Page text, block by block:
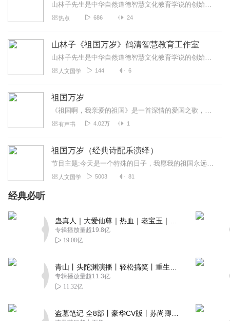
山林子先生是中华自然道德智慧文化教育学说的创始人和践行者。四十多年来，他始终遵循优秀传统的继承贵在适时创新的理念，以马克思主义中国化、中华优秀传...
热点 686 24
山林子《祖国万岁》鹤清智慧教育工作室
山林子先生是中华自然道德智慧文化教育学说的创始人和践行者。四十多年来，他始终遵循优秀传统的继承贵在适时创新的理念，以马克思主义中国化、中华优秀传...
人文国学 144 6
祖国万岁
《祖国啊，我亲爱的祖国》是一首深情的爱国之歌，是舒婷的代表作之一，旨在表达诗人对祖国的一种深情。该文章获1980年全国中青年优秀诗歌作品奖，并被编入选入苏教版高...
有声书 4.02万 1
祖国万岁（经典诗配乐演绎）
节目主题:今天是一个特殊的日子，我愿我的祖国永远元气满满。我要为您歌唱！让历史曾经的耻辱，成为我们永远前进的动力！主播寄语:喜欢朗诵的朋友们，望不吝赐教！关注、...
人文国学 5003 81
经典必听
专辑播放量超19.8亿
19.08亿
专辑播放量超11.3亿
11.32亿